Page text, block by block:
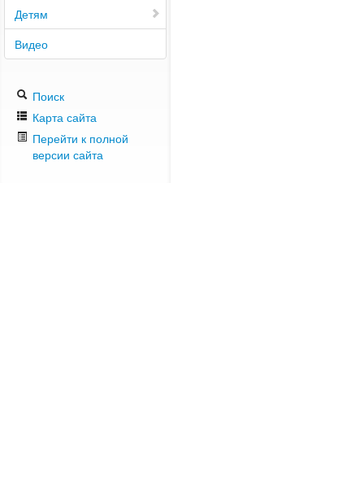
Детям
Видео
Поиск
Карта сайта
Перейти к полной
версии сайта